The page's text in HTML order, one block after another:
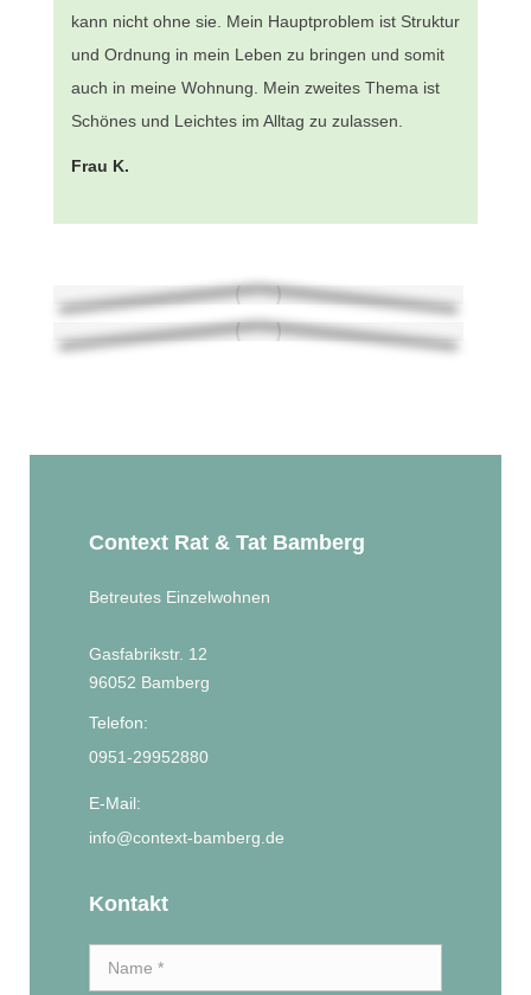
Frau K.
kann nicht ohne sie. Mein Hauptproblem ist Struktur
und Ordnung in mein Leben zu bringen und somit
auch in meine Wohnung. Mein zweites Thema ist
Schönes und Leichtes im Alltag zu zulassen.
Context Rat & Tat Bamberg
Betreutes Einzelwohnen
Gasfabrikstr. 12
96052 Bamberg
Telefon:
0951-29952880
E-Mail:
info@context-bamberg.de
Kontakt
Name *